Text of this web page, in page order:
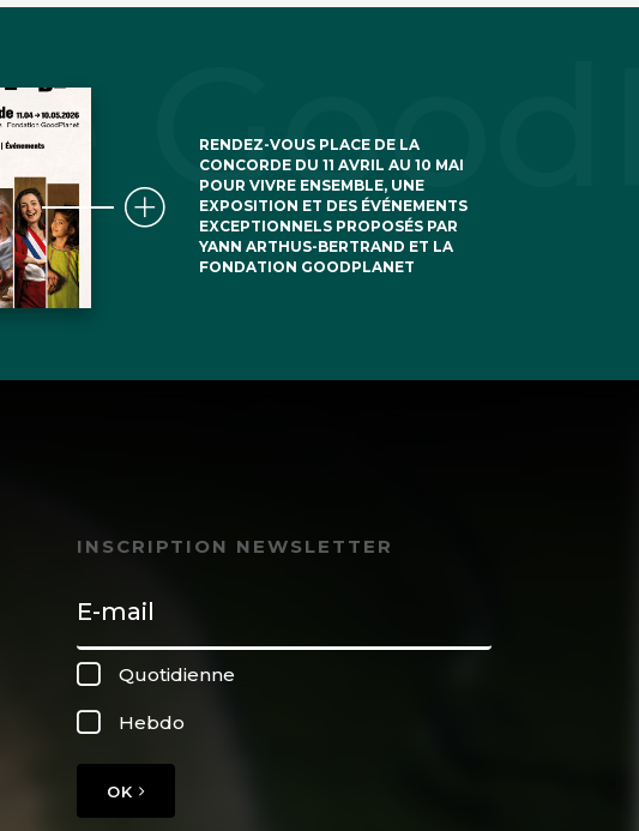
RENDEZ-VOUS PLACE DE LA
CONCORDE DU 11 AVRIL AU 10 MAI
POUR VIVRE ENSEMBLE, UNE
EXPOSITION ET DES ÉVÉNEMENTS
EXCEPTIONNELS PROPOSÉS PAR
YANN ARTHUS-BERTRAND ET LA
FONDATION GOODPLANET
INSCRIPTION NEWSLETTER
Quotidienne
Hebdo
OK